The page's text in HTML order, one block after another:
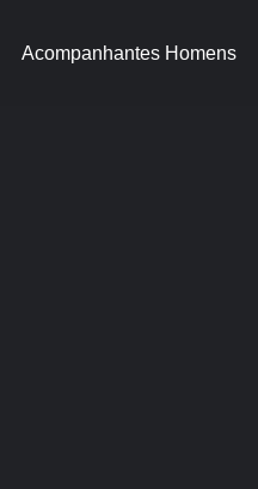
Acompanhantes Homens